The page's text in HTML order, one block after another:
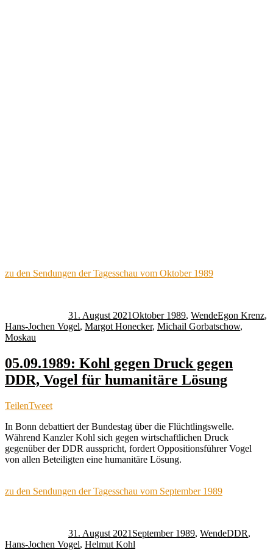
zu den Sendungen der Tagesschau vom Oktober 1989
31. August 2021Oktober 1989, WendeEgon Krenz,
Hans-Jochen Vogel, Margot Honecker, Michail Gorbatschow,
Moskau
05.09.1989: Kohl gegen Druck gegen
DDR, Vogel für humanitäre Lösung
TeilenTweet
In Bonn debattiert der Bundestag über die Flüchtlingswelle.
Während Kanzler Kohl sich gegen wirtschaftlichen Druck
gegenüber der DDR ausspricht, fordert Oppositionsführer Vogel
von allen Beteiligten eine humanitäre Lösung.
zu den Sendungen der Tagesschau vom September 1989
31. August 2021 September 1989, WendeDDR,
Hans-Jochen Vogel, Helmut Kohl